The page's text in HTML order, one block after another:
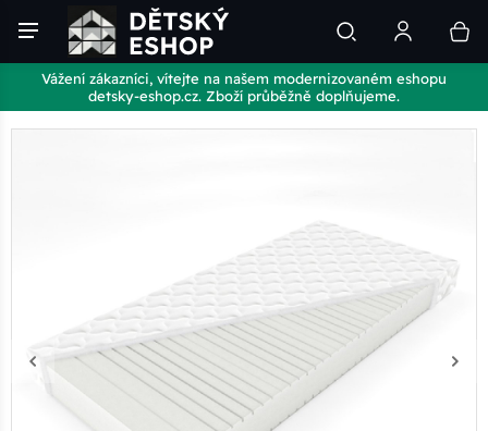
Vážení zákazníci, vítejte na našem modernizovaném eshopu
detsky-eshop.cz. Zboží průběžně doplňujeme.